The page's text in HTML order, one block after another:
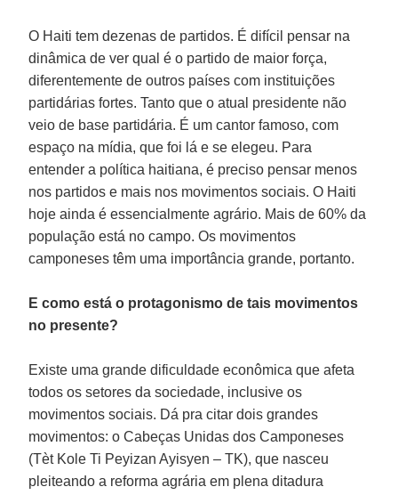
O Haiti tem dezenas de partidos. É difícil pensar na
dinâmica de ver qual é o partido de maior força,
diferentemente de outros países com instituições
partidárias fortes. Tanto que o atual presidente não
veio de base partidária. É um cantor famoso, com
espaço na mídia, que foi lá e se elegeu. Para
entender a política haitiana, é preciso pensar menos
nos partidos e mais nos movimentos sociais. O Haiti
hoje ainda é essencialmente agrário. Mais de 60% da
população está no campo. Os movimentos
camponeses têm uma importância grande, portanto.
E como está o protagonismo de tais movimentos
no presente?
Existe uma grande dificuldade econômica que afeta
todos os setores da sociedade, inclusive os
movimentos sociais. Dá pra citar dois grandes
movimentos: o Cabeças Unidas dos Camponeses
(Tèt Kole Ti Peyizan Ayisyen – TK), que nasceu
pleiteando a reforma agrária em plena ditadura